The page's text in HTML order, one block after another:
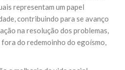
representam um papel
contribuindo para se avanço
na resolução dos problemas,
do redemoinho do egoísmo,